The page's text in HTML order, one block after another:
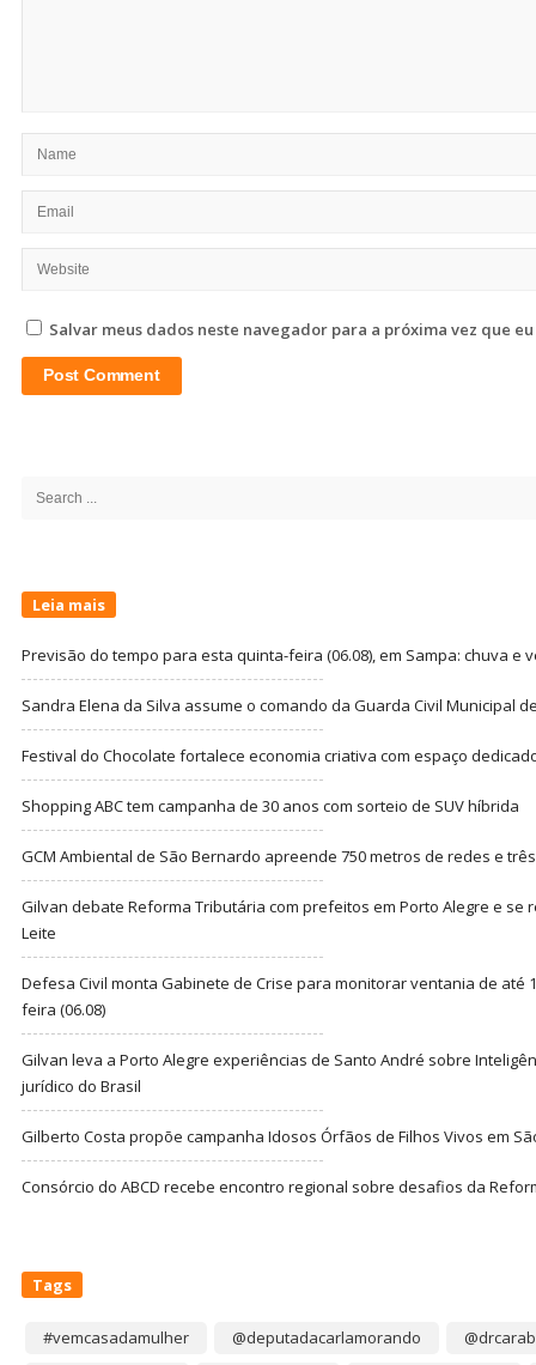
Salvar meus dados neste navegador para a próxima vez que
Search
Leia mais
Previsão do tempo para esta quinta-feira (06.08), em Sampa: chuva e
Sandra Elena da Silva assume o comando da Guarda Civil Municipal
Festival do Chocolate fortalece economia criativa com espaço
Shopping ABC tem campanha de 30 anos com sorteio de SUV híbrida
GCM Ambiental de São Bernardo apreende 750 metros de redes e
Gilvan debate Reforma Tributária com prefeitos em Porto Alegre e se
Leite
Defesa Civil monta Gabinete de Crise para monitorar ventania de até
feira (06.08)
Gilvan leva a Porto Alegre experiências de Santo André sobre
jurídico do Brasil
Gilberto Costa propõe campanha Idosos Órfãos de Filhos Vivos em
Consórcio do ABCD recebe encontro regional sobre desafios da
Tags
#vemcasadamulher @deputadacarlamorando